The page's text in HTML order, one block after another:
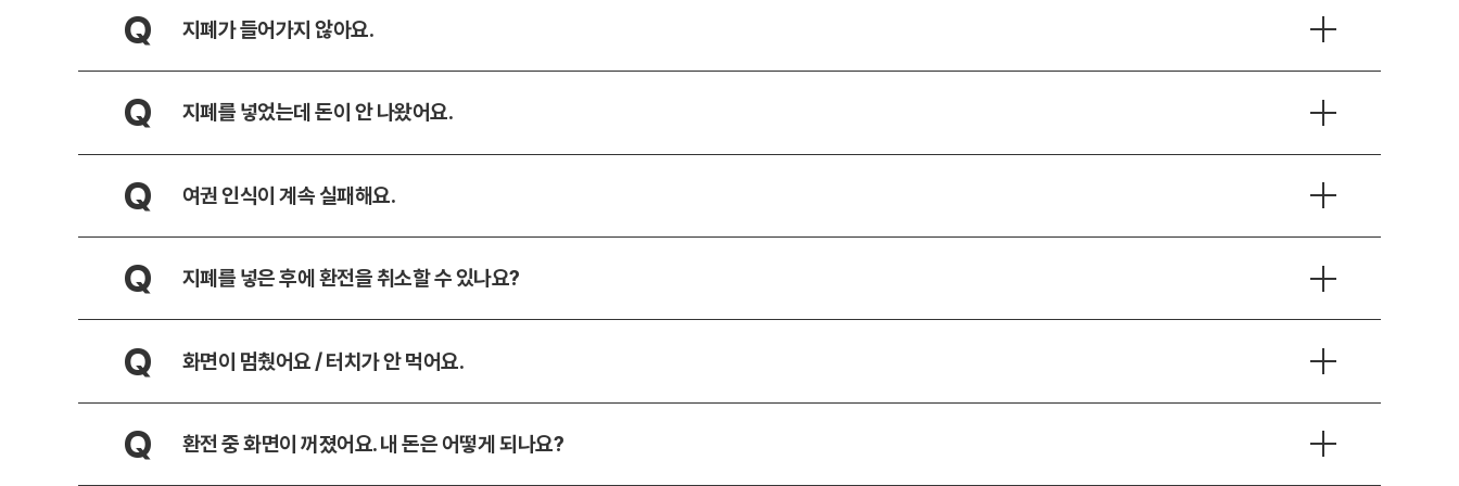
Q 지폐가 들어가지 않아요.
Q 지폐를 넣었는데 돈이 안 나왔어요.
Q 여권 인식이 계속 실패해요.
Q 지폐를 넣은 후에 환전을 취소할 수 있나요?
Q 화면이 멈췄어요 / 터치가 안 먹어요.
Q 환전 중 화면이 꺼졌어요. 내 돈은 어떻게 되나요?